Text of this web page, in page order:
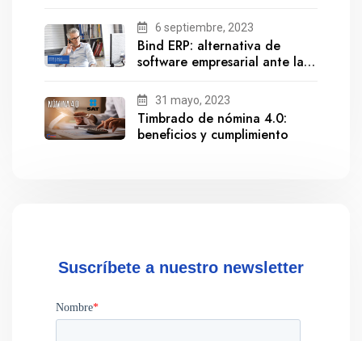
6 septiembre, 2023
Bind ERP: alternativa de
software empresarial ante la
31 mayo, 2023
Timbrado de nómina 4.0:
beneficios y cumplimiento
Suscríbete a nuestro newsletter